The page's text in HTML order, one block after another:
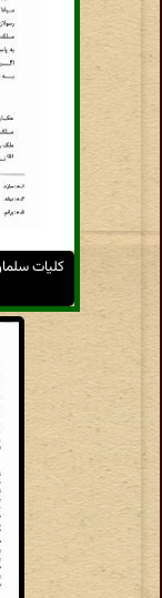
کلیات